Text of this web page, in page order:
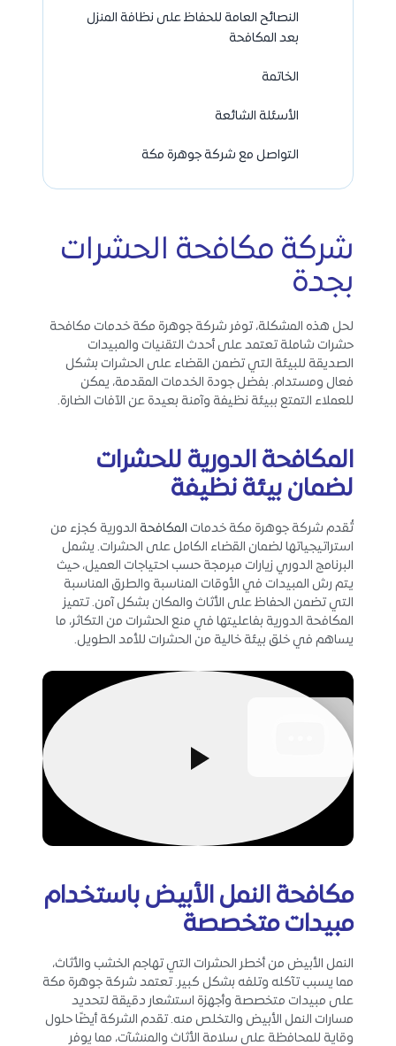
النصائح العامة للحفاظ على نظافة المنزل
بعد المكافحة
الخاتمة
الأسئلة الشائعة
التواصل مع شركة جوهرة مكة
شركة مكافحة الحشرات
بجدة
لحل هذه المشكلة، توفر شركة جوهرة مكة خدمات مكافحة
حشرات شاملة تعتمد على أحدث التقنيات والمبيدات
الصديقة للبيئة التي تضمن القضاء على الحشرات بشكل
فعال ومستدام. بفضل جودة الخدمات المقدمة، يمكن
للعملاء التمتع ببيئة نظيفة وآمنة بعيدة عن الآفات الضارة.
المكافحة الدورية للحشرات
لضمان بيئة نظيفة
تُقدم شركة جوهرة مكة خدمات المكافحة الدورية كجزء من
استراتيجياتها لضمان القضاء الكامل على الحشرات. يشمل
البرنامج الدوري زيارات مبرمجة حسب احتياجات العميل، حيث
يتم رش المبيدات في الأوقات المناسبة والطرق المناسبة
التي تضمن الحفاظ على الأثاث والمكان بشكل آمن. تتميز
المكافحة الدورية بفاعليتها في منع الحشرات من التكاثر، ما
يساهم في خلق بيئة خالية من الحشرات للأمد الطويل.
مكافحة النمل الأبيض باستخدام
مبيدات متخصصة
النمل الأبيض من أخطر الحشرات التي تهاجم الخشب والأثاث،
مما يسبب تآكله وتلفه بشكل كبير. تعتمد شركة جوهرة مكة
على مبيدات متخصصة وأجهزة استشعار دقيقة لتحديد
مسارات النمل الأبيض والتخلص منه. تقدم الشركة أيضًا حلول
وقاية للمحافظة على سلامة الأثاث والمنشآت، مما يوفر